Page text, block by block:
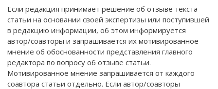
Если редакция принимает решение об отзыве текста
статьи на основании своей экспертизы или поступившей
в редакцию информации, об этом информируется
автор/соавторы и запрашивается их мотивированное
мнение об обоснованности представления главного
редактора по вопросу об отзыве статьи.
Мотивированное мнение запрашивается от каждого
соавтора статьи отдельно. Если автор/соавторы